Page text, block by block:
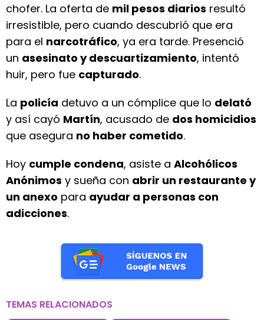
chofer. La oferta de mil pesos diarios resultó
irresistible, pero cuando descubrió que era
para el narcotráfico, ya era tarde. Presenció
un asesinato y descuartizamiento, intentó
huir, pero fue capturado.
La policía detuvo a un cómplice que lo delató
y así cayó Martín, acusado de dos homicidios
que asegura no haber cometido.
Hoy cumple condena, asiste a Alcohólicos
Anónimos y sueña con abrir un restaurante y
un anexo para ayudar a personas con
adicciones.
TEMAS RELACIONADOS